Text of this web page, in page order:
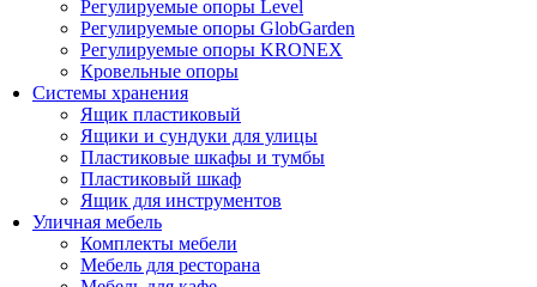
Регулируемые опоры Level
Регулируемые опоры GlobGarden
Регулируемые опоры KRONEX
Кровельные опоры
Системы хранения
Ящик пластиковый
Ящики и сундуки для улицы
Пластиковые шкафы и тумбы
Пластиковый шкаф
Ящик для инструментов
Уличная мебель
Комплекты мебели
Мебель для ресторана